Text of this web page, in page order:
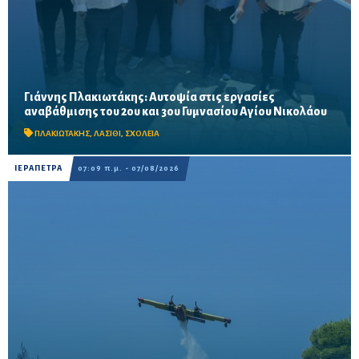
Γιάννης Πλακιωτάκης: Αυτοψία στις εργασίες
αναβάθμισης του 2ου και 3ου Γυμνασίου Αγίου Νικολάου
ΠΛΑΚΙΩΤΑΚΗΣ, ΛΑΣΙΘΙ, ΣΧΟΛΕΙΑ
Οι παρεμβάσεις του προγράμματος «Μαριέττα Γιαννάκου»
αναμένεται να ολοκληρωθούν πριν από τη νέα σχολική χρονιά –
Προβλέπονται ανακαινίσεις αιθουσών, αύλειων και...
ΙΕΡΑΠΕΤΡΑ 07:09 π.μ. - 07/08/2026